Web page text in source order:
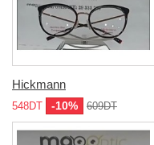
Hickmann
548DT -10% 609DT